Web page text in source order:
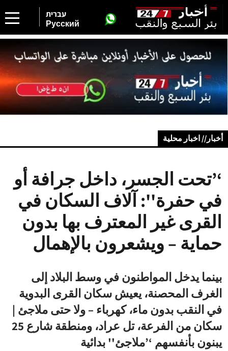
עברית
Русский
أخبار// اخبار محلية
‘’تحت الجسر، داخل جرافة أو
في حفرة'': آلاف السكان في
القرى غير المعترف بها بدون
حماية – ويشعرون بالإهمال
بينما يدخل المواطنون في وسط البلاد إلى
الغرف المحصنة، يعيش سكان القرى البدوية
في النقب بدون ماء، كهرباء – ولا حتى ملاجئ |
سكان من الفرعة، تل عراد، ومنطقة شارع 25
يبنون بأنفسهم ‘’ملاجئ'' بدائية